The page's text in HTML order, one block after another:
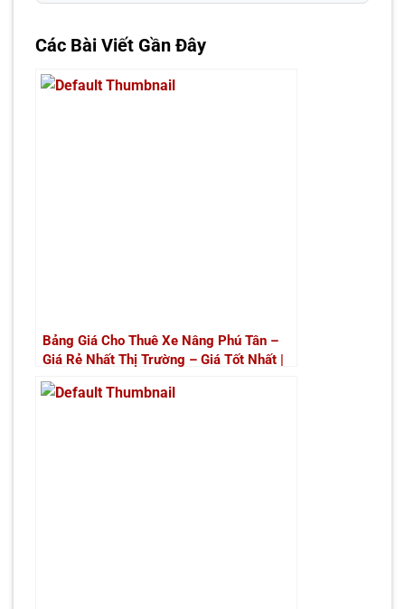
Các Bài Viết Gần Đây
Bảng Giá Cho Thuê Xe Nâng Phú Tân –
Giá Rẻ Nhất Thị Trường – Giá Tốt Nhất |
Xe Nâng Thành Phát